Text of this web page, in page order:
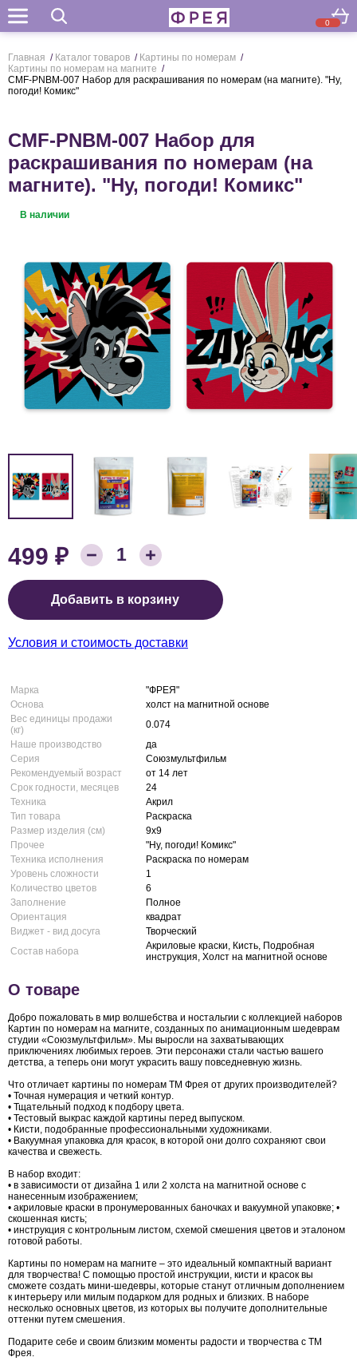
0
Поиск
Главная / Каталог товаров / Картины по номерам /
Картины по номерам на магните /
CMF-PNBM-007 Набор для раскрашивания по номерам (на магните). "Ну,
погоди! Комикс"
CMF-PNBM-007 Набор для
раскрашивания по номерам (на
магните). "Ну, погоди! Комикс"
В наличии
Цена:
499 ₽ Количество товара:
1
Добавить в корзину
Условия и стоимость доставки
Марка
"ФРЕЯ"
Основа
холст на магнитной основе
Вес единицы продажи
(кг)
0.074
Наше производство
да
Серия
Союзмультфильм
Рекомендуемый возраст
от 14 лет
Срок годности, месяцев
24
Техника
Акрил
Тип товара
Раскраска
Размер изделия (см)
9x9
Прочее
"Ну, погоди! Комикс"
Техника исполнения
Раскраска по номерам
Уровень сложности
1
Количество цветов
6
Заполнение
Полное
Ориентация
квадрат
Виджет - вид досуга
Творческий
Состав набора
Акриловые краски, Кисть, Подробная
инструкция, Холст на магнитной основе
О товаре
Добро пожаловать в мир волшебства и ностальгии с коллекцией наборов
Картин по номерам на магните, созданных по анимационным шедеврам
студии «Союзмультфильм». Мы выросли на захватывающих
приключениях любимых героев. Эти персонажи стали частью вашего
детства, а теперь они могут украсить вашу повседневную жизнь.
Что отличает картины по номерам ТМ Фрея от других производителей?
• Точная нумерация и четкий контур.
• Тщательный подход к подбору цвета.
• Тестовый выкрас каждой картины перед выпуском.
• Кисти, подобранные профессиональными художниками.
• Вакуумная упаковка для красок, в которой они долго сохраняют свои
качества и свежесть.
В набор входит:
• в зависимости от дизайна 1 или 2 холста на магнитной основе с
нанесенным изображением;
• акриловые краски в пронумерованных баночках и вакуумной упаковке; •
скошенная кисть;
• инструкция с контрольным листом, схемой смешения цветов и эталоном
готовой работы.
Картины по номерам на магните – это идеальный компактный вариант
для творчества! С помощью простой инструкции, кисти и красок вы
сможете создать мини-шедевры, которые станут отличным дополнением
к интерьеру или милым подарком для родных и близких. В наборе
несколько основных цветов, из которых вы получите дополнительные
оттенки путем смешения.
Подарите себе и своим близким моменты радости и творчества с ТМ
Фрея.